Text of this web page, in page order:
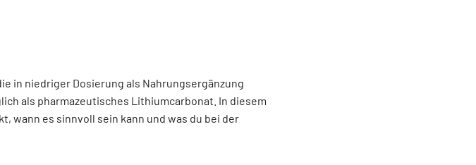
in niedriger Dosierung als Nahrungsergänzung
als pharmazeutisches Lithiumcarbonat. In diesem
wann es sinnvoll sein kann und was du bei der